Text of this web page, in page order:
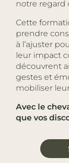
notre regard
Cette
prendre
à l’ajuster
leur impact
découvrent
gestes et
mobiliser
Avec le
que vos